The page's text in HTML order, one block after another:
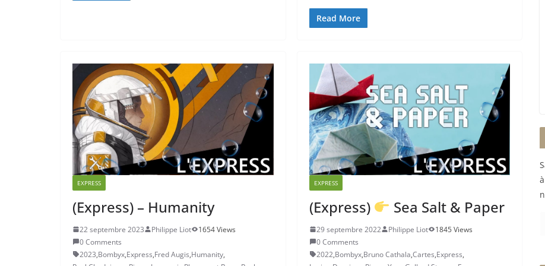
Read More
EXPRESS
(Express) – Humanity
22 septembre 2023 Philippe Liot
1654 Views
0 Comments
2023,Bombyx,Express,Fred Augis,Humanity,
EXPRESS
(Express) Sea Salt & Paper
29 septembre 2022 Philippe Liot
1845 Views
0 Comments
2022,Bombyx,Bruno Cathala,Cartes,Express,
e